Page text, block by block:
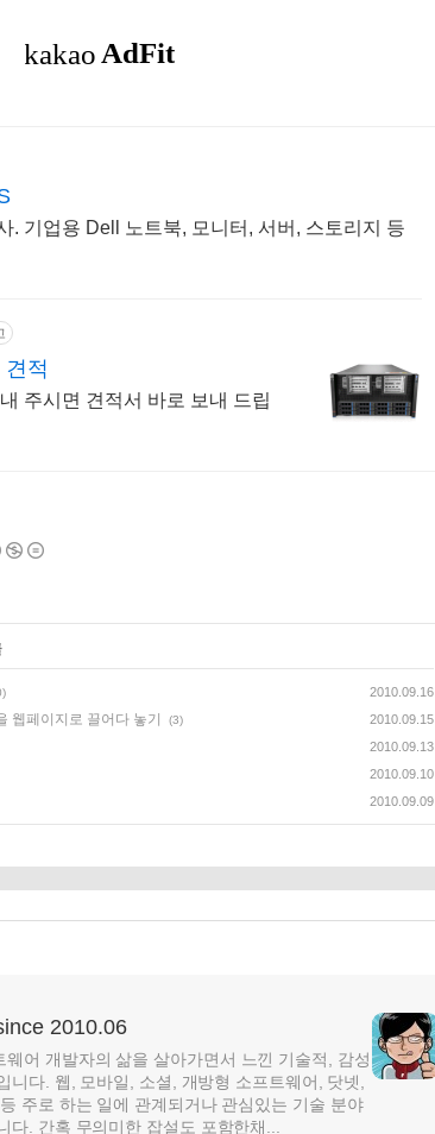
. 기업용 Dell 노트북, 모니터, 서버, 스토리지 등
적
주시면 견적서 바로 보내 드립
2010.09.16
웹페이지로 끌어다 놓기 (3) 2010.09.15
2010.09.13
2010.09.10
2010.09.09
2010.06
어 개발자의 삶을 살아가면서 느낀 기술적, 감성
니다. 웹, 모바일, 소셜, 개방형 소프트웨어, 닷넷,
주로 하는 일에 관계되거나 관심있는 기술 분야
. 간혹 무의미한 잡설도 포함한채...